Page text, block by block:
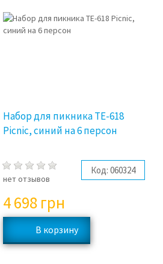
Набор для пикника TE-618
Picnic, синий на 6 персон
нет отзывов
Код: 060324
4 698 грн